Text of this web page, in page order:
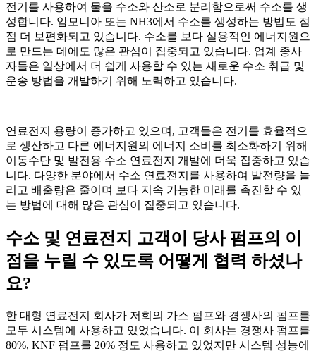
전기를 사용하여 물을 수소와 산소로 분리함으로써 수소를 생
성합니다. 암모니아 또는 NH3에서 수소를 생성하는 방법도 점
점 더 보편화되고 있습니다. 수소를 보다 실용적인 에너지원으
로 만드는 데에도 많은 관심이 집중되고 있습니다. 업계 종사
자들은 일상에서 더 쉽게 사용할 수 있는 새로운 수소 취급 및
운송 방법을 개발하기 위해 노력하고 있습니다.
연료전지 용량이 증가하고 있으며, 고객들은 전기를 효율적으
로 생산하고 다른 에너지원의 에너지 소비를 최소화하기 위해
이동수단 및 발전용 수소 연료전지 개발에 더욱 집중하고 있습
니다. 다양한 분야에서 수소 연료전지를 사용하여 발전량을 늘
리고 배출량은 줄이며 보다 지속 가능한 미래를 촉진할 수 있
는 방법에 대해 많은 관심이 집중되고 있습니다.
수소 및 연료전지 고객이 당사 펌프의 이
점을 누릴 수 있도록 어떻게 협력 하셨나
요?
한 대형 연료전지 회사가 저희의 가스 펌프와 경쟁사의 펌프를
모두 시스템에 사용하고 있었습니다. 이 회사는 경쟁사 펌프를
80%, KNF 펌프를 20% 정도 사용하고 있었지만 시스템 성능에